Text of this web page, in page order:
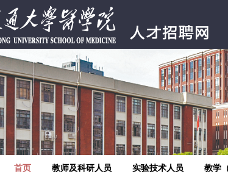
首页 教师及科研人员 实验技术人员 教学